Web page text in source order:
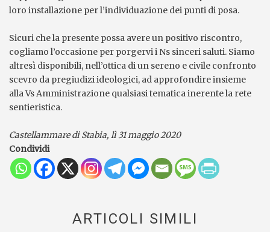
loro installazione per l’individuazione dei punti di posa.
Sicuri che la presente possa avere un positivo riscontro,
cogliamo l’occasione per porgervi i Ns sinceri saluti. Siamo
altresì disponibili, nell’ottica di un sereno e civile confronto
scevro da pregiudizi ideologici, ad approfondire insieme
alla Vs Amministrazione qualsiasi tematica inerente la rete
sentieristica.
Castellammare di Stabia, lì 31 maggio 2020
Condividi
ARTICOLI SIMILI